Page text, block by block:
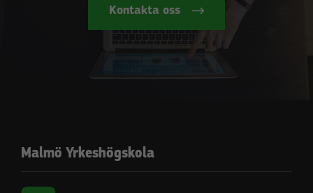
Kontakta oss
Malmö Yrkeshögskola